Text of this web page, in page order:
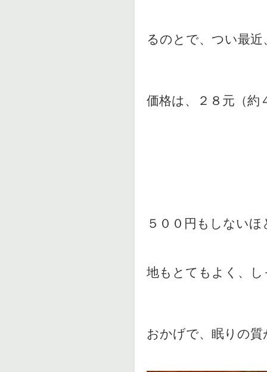
るのとで、つい最
価格は、２８元（約
５００円もしない
地もとてもよく、
おかげで、眠りの